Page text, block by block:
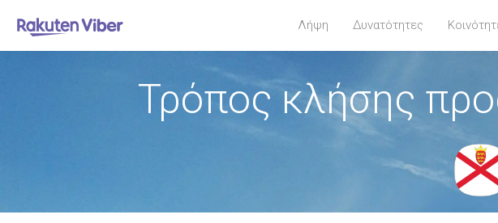
Λήψη Δυνατότητες
Τρόπος κλήσης